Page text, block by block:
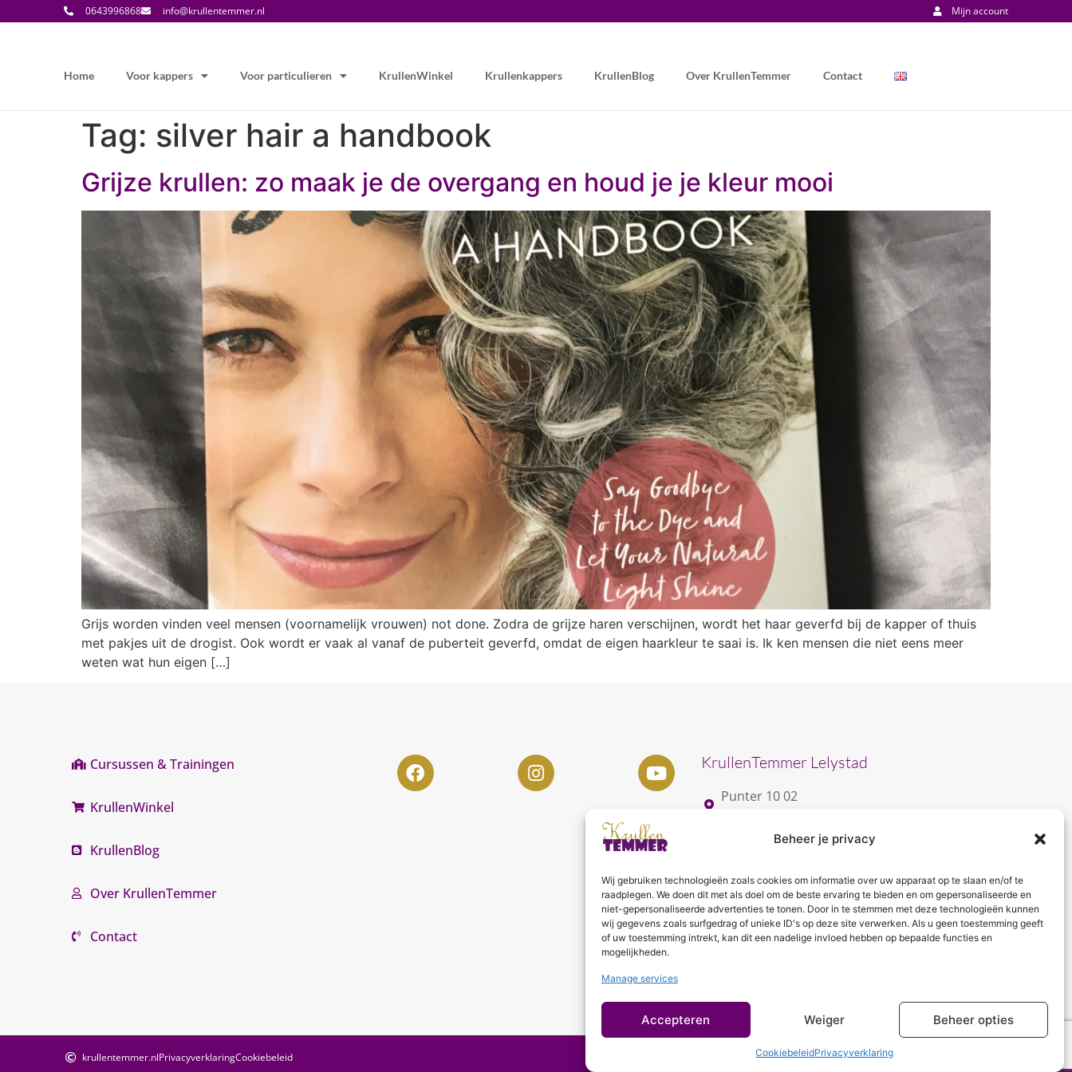
Beheer je privacy
Wij gebruiken technologieën zoals cookies om informatie over uw apparaat op te slaan en/of te
raadplegen. We doen dit met als doel om de beste ervaring te bieden en om gepersonaliseerde en
niet-gepersonaliseerde advertenties te tonen. Door in te stemmen met deze technologieën kunnen
wij gegevens zoals surfgedrag of unieke ID's op deze site verwerken. Als u geen toestemming geeft
of uw toestemming intrekt, kan dit een nadelige invloed hebben op bepaalde functies en
mogelijkheden.
Manage services
Accepteren Weiger Beheer opties
CookiebeleidPrivacyverklaring
0643996868 info@krullentemmer.nl Mijn account
Home Voor kappers Voor particulieren KrullenWinkel Krullenkappers KrullenBlog Over KrullenTemmer Contact
Tag: silver hair a handbook
Grijze krullen: zo maak je de overgang en houd je je kleur mooi
Grijs worden vinden veel mensen (voornamelijk vrouwen) not done. Zodra de grijze haren verschijnen, wordt het haar geverfd bij de kapper of thuis
met pakjes uit de drogist. Ook wordt er vaak al vanaf de puberteit geverfd, omdat de eigen haarkleur te saai is. Ik ken mensen die niet eens meer
weten wat hun eigen […]
Cursussen & Trainingen
KrullenWinkel
KrullenBlog
Over KrullenTemmer
Contact
KrullenTemmer Lelystad
Punter 10 02
0643996868
Openingstijden
Maandag 9.30 - 13.30 (Trainingen)
Dinsdag 9.00 - 18.00 (De KrullenHemel)
krullentemmer.nlPrivacyverklaringCookiebeleid